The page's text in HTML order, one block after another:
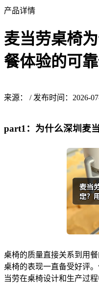
产品详情
麦当劳桌椅
餐体验的可
来源： / 发布时间：2026-
part1：为什么深圳麦
桌椅的质量直接关系到用
桌椅的表现一直备受好评
当劳在桌椅设计和生产过